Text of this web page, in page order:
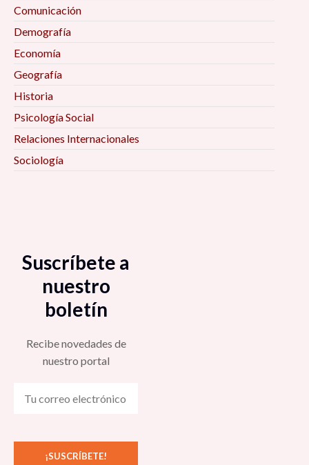
Comunicación
Demografía
Economía
Geografía
Historia
Psicología Social
Relaciones Internacionales
Sociología
Suscríbete a
nuestro
boletín
Recibe novedades de
nuestro portal